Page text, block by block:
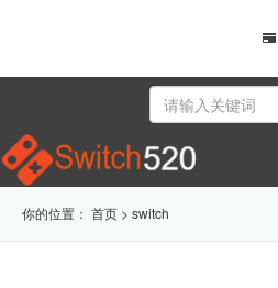
你的位置： 首页 > switch